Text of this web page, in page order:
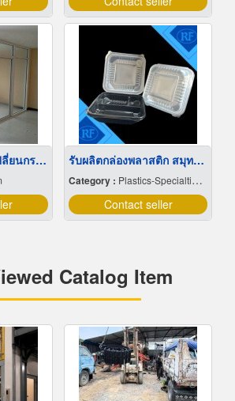
รับกั้นห้องกระจก เปลี่ยนกระจกแตก กรุงเทพ รับผลิตกล่องพลาสติก สมุทรสาคร
Category : Plastics-Specialties-Wholesales & Manufacturers
Contact seller
Catalog Item